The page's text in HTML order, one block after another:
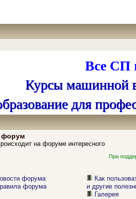
Все СП
Курсы машинной
для
на форуме интересного
При
форума
форума
Как
и другие
Галерея